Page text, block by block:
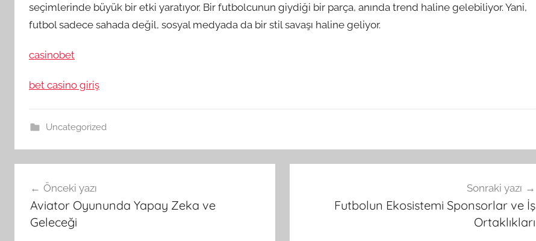
seçimlerinde büyük bir etki yaratıyor. Bir futbolcunun giydiği bir parça, anında trend haline gelebiliyor. Yani,
futbol sadece sahada değil, sosyal medyada da bir stil savaşı haline geliyor.
casinobet
bet casino giriş
Uncategorized
gezinmesi
Önceki yazı
Aviator Oyununda Yapay Zeka ve
Geleceği
Sonraki yazı
Futbolun Ekosistemi Sponsorlar ve İş
Ortaklıkları